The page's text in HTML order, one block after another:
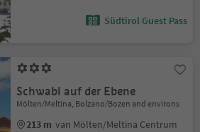
Südtirol Guest Pass
Schwabl auf der Ebene
Mölten/Meltina, Bolzano/Bozen and environs
213 m van Mölten/Meltina Centrum